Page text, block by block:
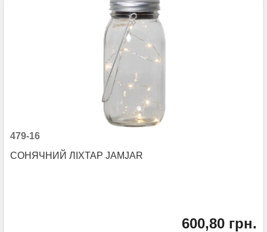
479-16
СОНЯЧНИЙ ЛІХТАР JAMJAR
600,80 грн.